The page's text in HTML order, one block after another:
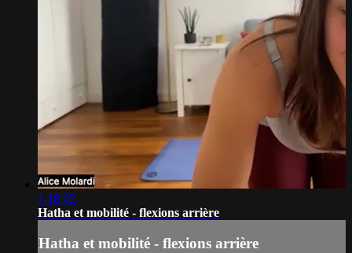
1:18:02
Hatha et mobilité - flexions arrière
Hatha et mobilité - flexions arrière